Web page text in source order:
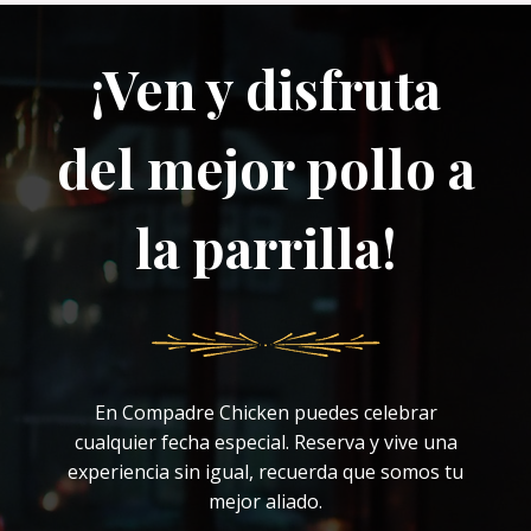
¡Ven y disfruta
del mejor pollo a
la parrilla!
En Compadre Chicken puedes celebrar
cualquier fecha especial. Reserva y vive una
experiencia sin igual, recuerda que somos tu
mejor aliado.